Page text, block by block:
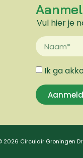
Vul hier je
Ik ga
2026 Circulair Groningen